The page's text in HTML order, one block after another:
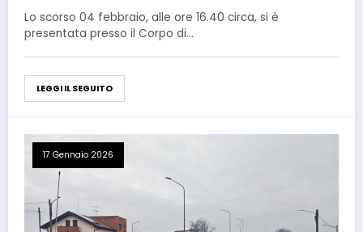
Lo scorso 04 febbraio, alle ore 16.40 circa, si è
presentata presso il Corpo di…
LEGGI IL SEGUITO
17 Gennaio 2026